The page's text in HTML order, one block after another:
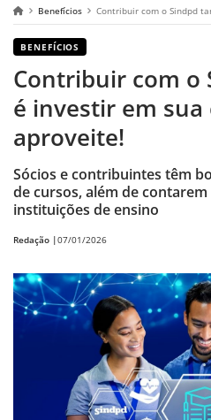
Benefícios Contribuir com o Sindpd
BENEFÍCIOS
Contribuir com o
é investir em sua
aproveite!
Sócios e contribuintes têm
de cursos, além de
instituições de ensino
Redação |07/01/2026